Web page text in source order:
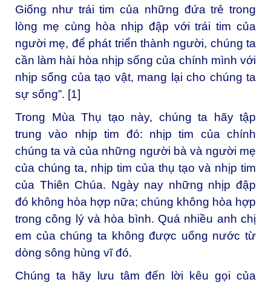
Giống như trái tim của những đứa trẻ trong
lòng mẹ cùng hòa nhịp đập với trái tim của
người mẹ, để phát triển thành người, chúng ta
cần làm hài hòa nhịp sống của chính mình với
nhịp sống của tạo vật, mang lại cho chúng ta
sự sống”. [1]
Trong Mùa Thụ tạo này, chúng ta hãy tập
trung vào nhịp tim đó: nhịp tim của chính
chúng ta và của những người bà và người mẹ
của chúng ta, nhịp tim của thụ tạo và nhịp tim
của Thiên Chúa. Ngày nay những nhịp đập
đó không hòa hợp nữa; chúng không hòa hợp
trong công lý và hòa bình. Quá nhiều anh chị
em của chúng ta không được uống nước từ
dòng sông hùng vĩ đó.
Chúng ta hãy lưu tâm đến lời kêu gọi của